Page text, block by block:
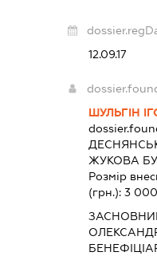
12.09.17
ШУЛЬГІН
ЖУКОВА
Розмір
(грн.):3 000